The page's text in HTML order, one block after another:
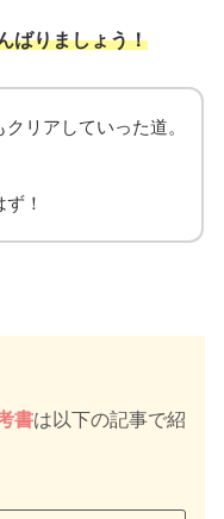
ばりましょう！
リアしていった道。
！
書は以下の記事で紹